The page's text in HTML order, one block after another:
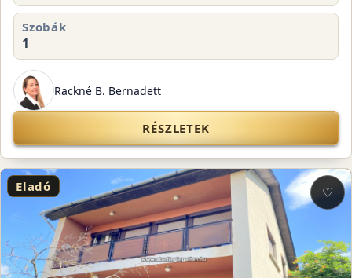
Szobák
1
Rackné B. Bernadett
RÉSZLETEK
Eladó ♡